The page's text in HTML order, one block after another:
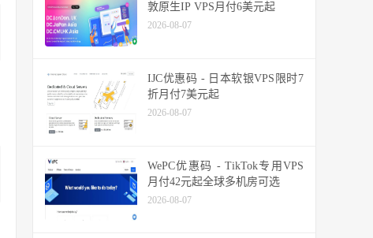
敦原生IP VPS月付6美元起
2026-08-07
IJC优惠码 - 日本软银VPS限时7
折月付7美元起
2026-08-07
WePC优惠码 - TikTok专用VPS
月付42元起全球多机房可选
2026-08-07